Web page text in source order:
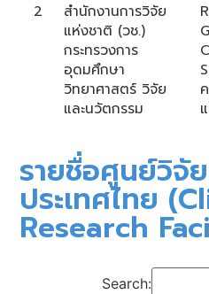
2
สำนักงานการวิจัย
แห่งชาติ (วช.)
กระทรวงการ
อุดมศึกษา
วิทยาศาสตร์ วิจัย
และนวัตกรรม
รายชื่อศูนย์วิจั
ประเทศไทย
Research
Search: